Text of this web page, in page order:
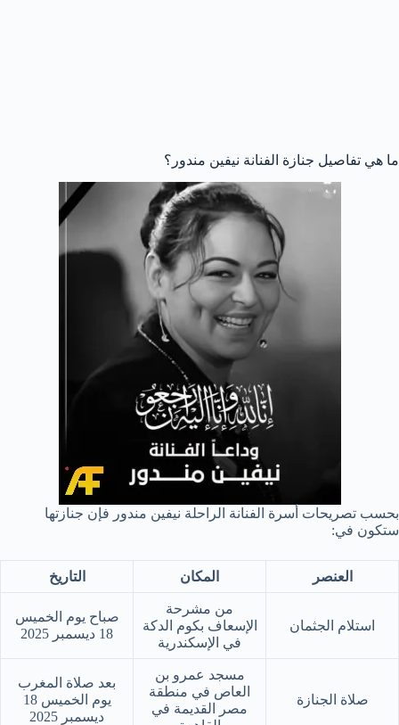
ما هي تفاصيل جنازة الفنانة نيفين مندور؟
بحسب تصريحات أسرة الفنانة الراحلة نيفين مندور فإن جنازتها
ستكون في:
العنصر المكان التاريخ
استلام الجثمان
من مشرحة
الإسعاف بكوم الدكة
في الإسكندرية
صباح يوم الخميس
18 ديسمبر 2025
صلاة الجنازة
مسجد عمرو بن
العاص في منطقة
مصر القديمة في
بعد صلاة المغرب
يوم الخميس 18
ديسمبر 2025